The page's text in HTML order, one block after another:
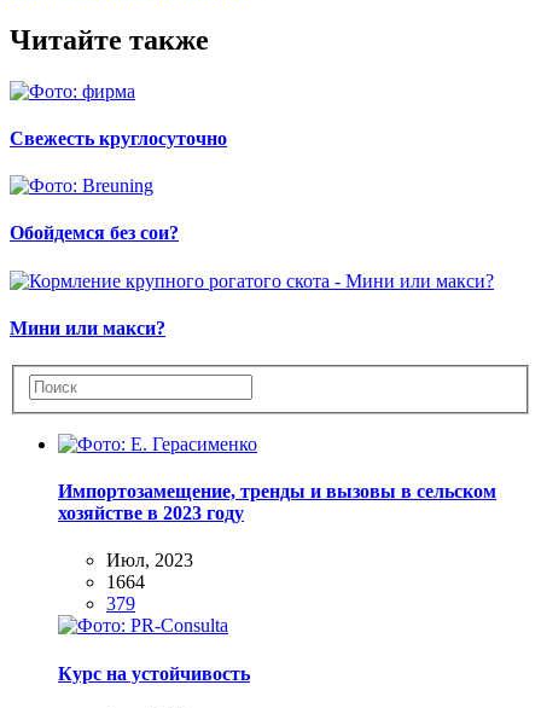
Читайте также
Свежесть круглосуточно
Обойдемся без сои?
Мини или макси?
Импортозамещение, тренды и вызовы в сельском
хозяйстве в 2023 году
Июл, 2023
1664
379
Курс на устойчивость